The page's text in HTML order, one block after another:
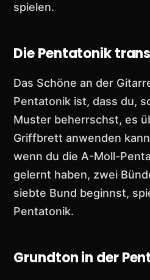
spielen.
Die Pentatonik
Das Schöne an der
Pentatonik ist, dass du,
Muster beherrschst, es
Griffbrett anwenden
wenn du die A-Moll-
gelernt haben, zwei
siebte Bund beginnst,
Pentatonik.
Grundton in der